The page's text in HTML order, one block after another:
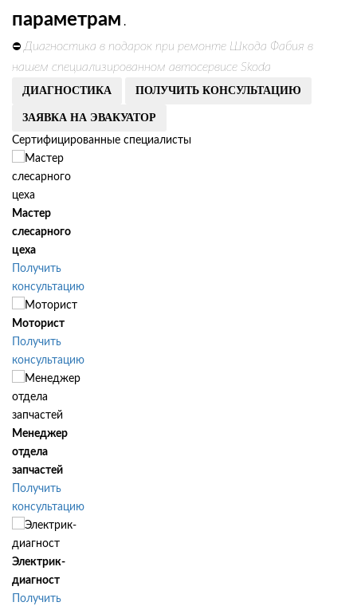
параметрам .
⛔ Диагностика в подарок при ремонте Шкода Фабия в
нашем специализированном автосервисе Skoda
ДИАГНОСТИКА ПОЛУЧИТЬ КОНСУЛЬТАЦИЮ
ЗАЯВКА НА ЭВАКУАТОР
Сертифицированные специалисты
Мастер
слесарного
цеха
Получить
консультацию
Моторист
Получить
консультацию
Менеджер
отдела
запчастей
Получить
консультацию
Электрик-
диагност
Получить